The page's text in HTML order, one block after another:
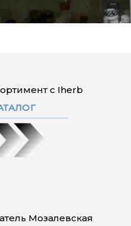
с Iherb
Мозалевская